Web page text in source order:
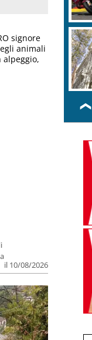
il 10/08/2026
signore
animali
alpeggio,
❮